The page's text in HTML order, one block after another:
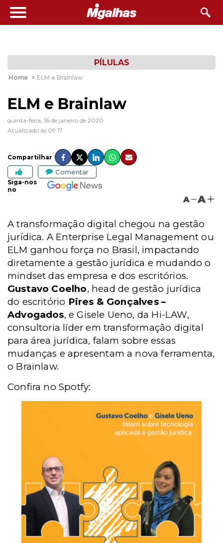
PÍLULAS
Home > ELM e Brainlaw
ELM e Brainlaw
quinta-feira, 16 de janeiro de 2020
Atualizado às 09:17
Compartilhar
Comentar
Siga-nos
no
A A
A transformação digital chegou na gestão
jurídica. A Enterprise Legal Management ou
ELM ganhou força no Brasil, impactando
diretamente a gestão jurídica e mudando o
mindset das empresa e dos escritórios.
Gustavo Coelho, head de gestão jurídica
do escritório Pires & Gonçalves –
Advogados, e Gisele Ueno, da Hi-LAW,
consultoria líder em transformação digital
para área jurídica, falam sobre essas
mudanças e apresentam a nova ferramenta,
o Brainlaw.
Confira no Spotfy: